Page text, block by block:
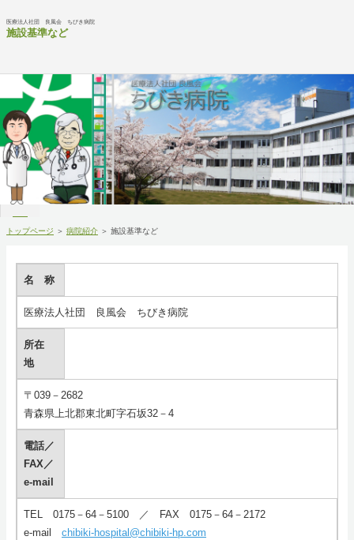
医療法人社団 良風会 ちびき病院
施設基準など
院長挨拶
病院紹介
医師紹介
診療科・部門
採用情報
アクセス
トップページ ＞ 病院紹介 ＞ 施設基準など
名 称
医療法人社団 良風会 ちびき病院
所在
地
〒039－2682
青森県上北郡東北町字石坂32－4
電話／
FAX／
e-mail
TEL 0175－64－5100 ／ FAX 0175－64－2172
e-mail chibiki-hospital@chibiki-hp.com